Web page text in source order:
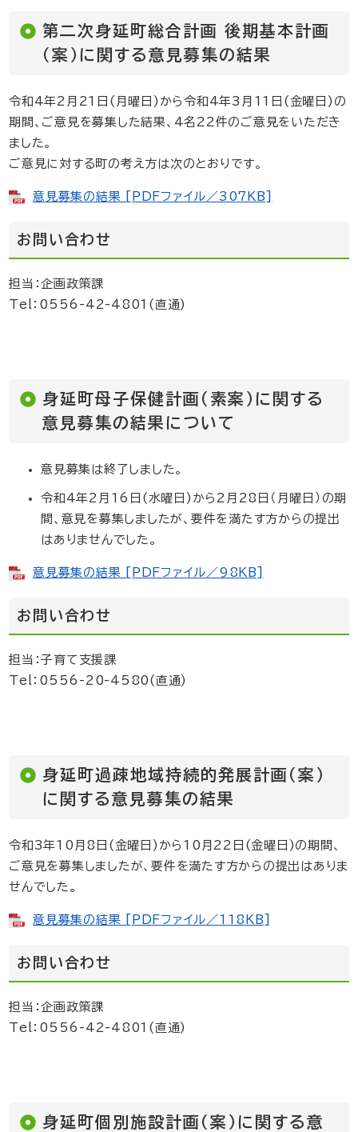
第二次身延町総合計画 後期基本計画
（案）に関する意見募集の結果
令和4年2月21日(月曜日)から令和4年3月11日(金曜日)の
期間、ご意見を募集した結果、4名22件のご意見をいただき
ました。
ご意見に対する町の考え方は次のとおりです。
意見募集の結果 [PDFファイル／307KB]
お問い合わせ
担当：企画政策課
Tel：0556-42-4801(直通)
身延町母子保健計画（素案）に関する
意見募集の結果について
意見募集は終了しました。
令和4年2月16日(水曜日)から2月28日（月曜日）の期
間、意見を募集しましたが、要件を満たす方からの提出
はありませんでした。
意見募集の結果 [PDFファイル／98KB]
お問い合わせ
担当：子育て支援課
Tel：0556-20-4580(直通)
身延町過疎地域持続的発展計画（案）
に関する意見募集の結果
令和3年10月8日(金曜日)から10月22日(金曜日)の期間、
ご意見を募集しましたが、要件を満たす方からの提出はありま
せんでした。
意見募集の結果 [PDFファイル／118KB]
お問い合わせ
担当：企画政策課
Tel：0556-42-4801(直通)
身延町個別施設計画（案）に関する意